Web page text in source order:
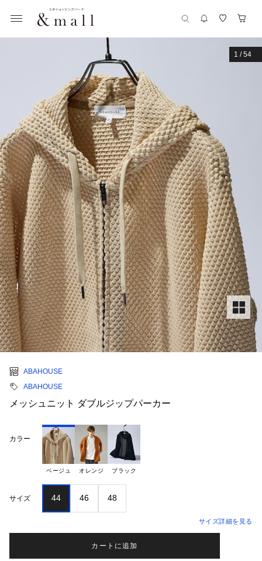
1 /54
ABAHOUSE
ABAHOUSE
メッシュニット ダブルジップパーカー
カラー
ベージュ オレンジ ブラック
サイズ 44 46 48
サイズ詳細を見る
カートに追加